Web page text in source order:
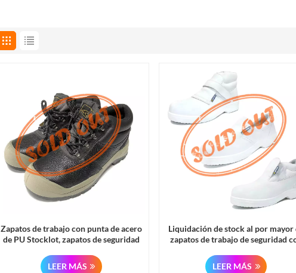
Zapatos de trabajo con punta de acero
de PU Stocklot, zapatos de seguridad
mujeres
LEER MÁS
Liquidación de stock al por mayor
zapatos de trabajo de seguridad
mujeres
LEER MÁS